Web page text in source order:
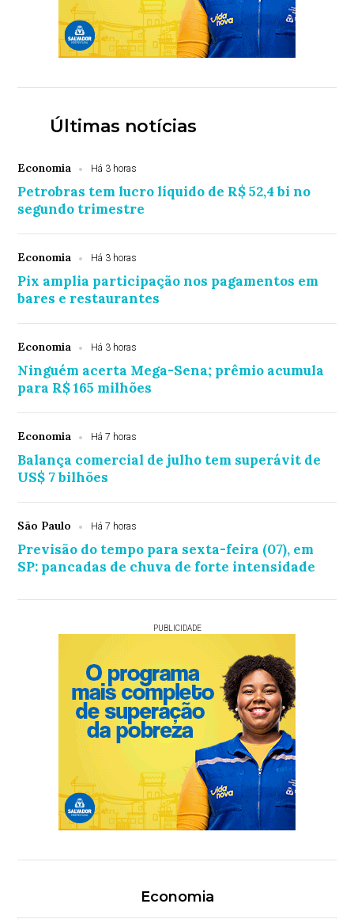
Últimas notícias
Economia Há 3 horas
Petrobras tem lucro líquido de R$ 52,4 bi no
segundo trimestre
Economia Há 3 horas
Pix amplia participação nos pagamentos em
bares e restaurantes
Economia Há 3 horas
Ninguém acerta Mega-Sena; prêmio acumula
para R$ 165 milhões
Economia Há 7 horas
Balança comercial de julho tem superávit de
US$ 7 bilhões
São Paulo Há 7 horas
Previsão do tempo para sexta-feira (07), em
SP: pancadas de chuva de forte intensidade
PUBLICIDADE
Economia